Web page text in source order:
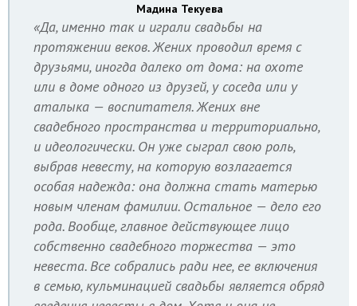
Мадина Текуева
«Да, именно так и играли свадьбы на
протяжении веков. Жених проводил время с
друзьями, иногда далеко от дома: на охоте
или в доме одного из друзей, у соседа или у
аталыка — воспитателя. Жених вне
свадебного пространства и территориально,
и идеологически. Он уже сыграл свою роль,
выбрав невесту, на которую возлагается
особая надежда: она должна стать матерью
новым членам фамилии. Остальное — дело его
рода. Вообще, главное действующее лицо
собственно свадебного торжества — это
невеста. Все собрались ради нее, ее включения
в семью, кульминацией свадьбы является обряд